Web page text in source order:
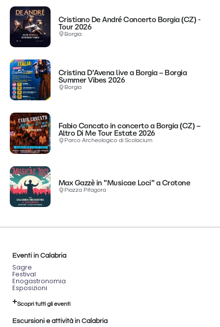
Cristiano De André Concerto Borgia (CZ) -
Tour 2026
Borgia
Cristina D'Avena live a Borgia – Borgia
Summer Vibes 2026
Borgia
Fabio Concato in concerto a Borgia (CZ) –
Altro Di Me Tour Estate 2026
Parco Archeologico di Scolacium
Max Gazzè in "Musicae Loci" a Crotone
Piazza Pitagora
Eventi in Calabria
Sagre
Festival
Enogastronomia
Esposizioni
Scopri tutti gli eventi
Escursioni e attività in Calabria